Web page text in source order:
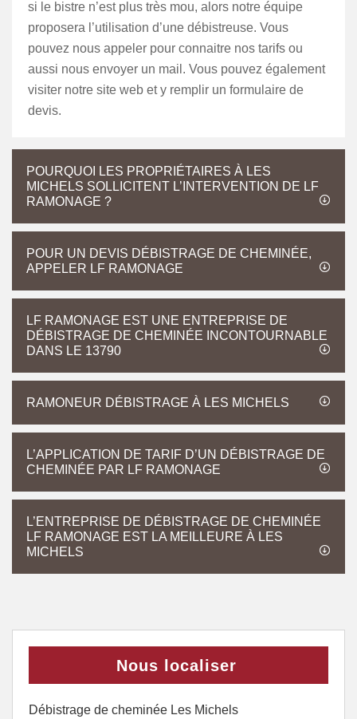
si le bistre n’est plus très mou, alors notre équipe
proposera l’utilisation d’une débistreuse. Vous
pouvez nous appeler pour connaitre nos tarifs ou
aussi nous envoyer un mail. Vous pouvez également
visiter notre site web et y remplir un formulaire de
devis.
POURQUOI LES PROPRIÉTAIRES À LES
MICHELS SOLLICITENT L’INTERVENTION DE LF
RAMONAGE ?
POUR UN DEVIS DÉBISTRAGE DE CHEMINÉE,
APPELER LF RAMONAGE
LF RAMONAGE EST UNE ENTREPRISE DE
DÉBISTRAGE DE CHEMINÉE INCONTOURNABLE
DANS LE 13790
RAMONEUR DÉBISTRAGE À LES MICHELS
L’APPLICATION DE TARIF D’UN DÉBISTRAGE DE
CHEMINÉE PAR LF RAMONAGE
L’ENTREPRISE DE DÉBISTRAGE DE CHEMINÉE
LF RAMONAGE EST LA MEILLEURE À LES
MICHELS
Nous localiser
Débistrage de cheminée Les Michels